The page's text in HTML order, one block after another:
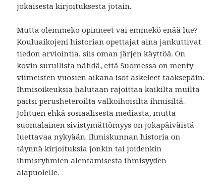
jokaisesta kirjoituksesta jotain.
Mutta olemmeko opinneet vai emmekö enää lue?
Kouluaikojeni historian opettajat aina jankuttivat
tiedon arviointia, siis oman järjen käyttöä. On
kovin surullista nähdä, että Suomessa on menty
viimeisten vuosien aikana isot askeleet taaksepäin.
Ihmisoikeuksia halutaan rajoittaa kaikilta muilta
paitsi perusheteroilta valkoihoisilta ihmisiltä.
Johtuen ehkä sosiaalisesta mediasta, mutta
suomalainen sivistymättömyys on jokapäiväistä
luettavaa nykyään. Ihmiskunnan historia on
täynnä kirjoituksia jonkin tai joidenkin
ihmisryhmien alentamisesta ihmisyyden
alapuolelle.